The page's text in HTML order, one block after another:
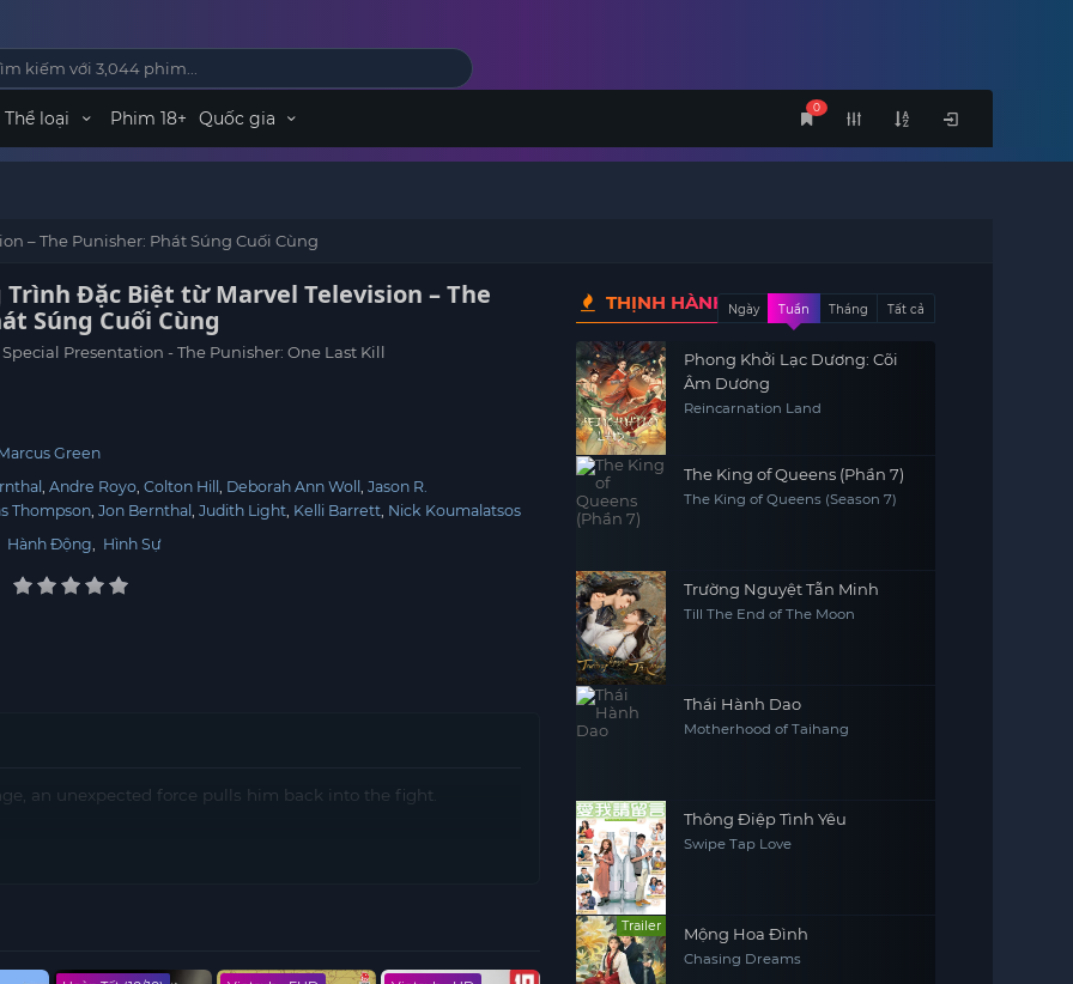
0
Thể loại Phim 18+ Quốc gia
– The Punisher: Phát Súng Cuối Cùng
Đặc Biệt từ Marvel Television – The
Súng Cuối Cùng
Presentation - The Punisher: One Last Kill
Green
Andre Royo Colton Hill Deborah Ann Woll Jason R.
Thompson Jon Bernthal Judith Light Kelli Barrett Nick Koumalatsos
Hành Động, Hình Sự
an unexpected force pulls him back into the fight.
THỊNH HÀNHNgày Tuần Tháng Tất cả
Phong Khởi Lạc Dương: Cõi
Âm Dương
Reincarnation Land
The King of Queens (Phần 7)
The King of Queens (Season 7)
Trường Nguyệt Tẫn Minh
Till The End of The Moon
Thái Hành Dao
Motherhood of Taihang
Thông Điệp Tình Yêu
Swipe Tap Love
Trailer Mộng Hoa Đình
Chasing Dreams